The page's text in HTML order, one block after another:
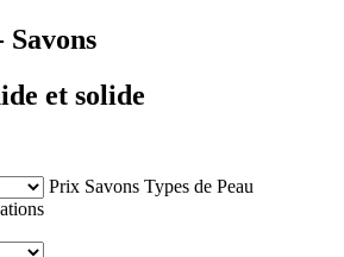
et solide
Prix Savons Types de Peau